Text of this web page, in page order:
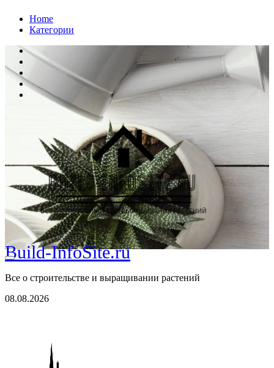
ПерейтиHome
Категории
Build-InfoSite.ru
Все о строительстве и выращивании растений
08.08.2026